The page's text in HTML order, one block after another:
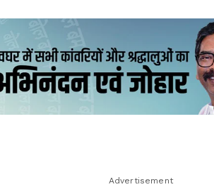
Advertisement